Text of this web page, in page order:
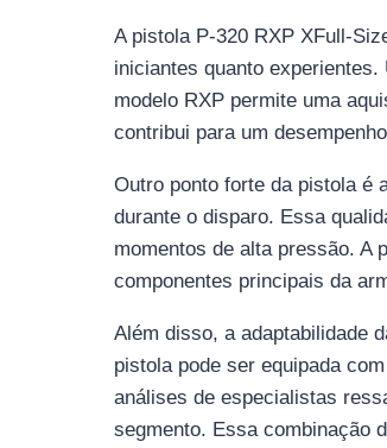
A pistola P-320 RXP XFull-
iniciantes quanto
modelo RXP permite uma
contribui para um
Outro ponto forte da pistola é
durante o disparo. Essa
momentos de alta pressão. A
componentes principais da
Além disso, a adaptabilidade
pistola pode ser equipada
análises de especialistas
segmento. Essa combinação